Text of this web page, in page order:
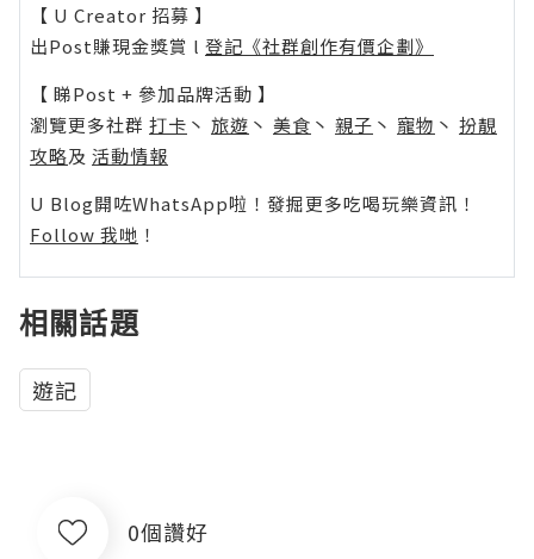
【 U Creator 招募 】
出Post賺現金獎賞 l 登記《社群創作有價企劃》
【 睇Post + 參加品牌活動 】
瀏覽更多社群 打卡 丶 旅遊 丶 美食 丶 親子 丶 寵物 丶 扮靚
攻略及 活動情報
U Blog開咗WhatsApp啦！發掘更多吃喝玩樂資訊！
Follow 我哋 ！
相關話題
遊記
0個讚好